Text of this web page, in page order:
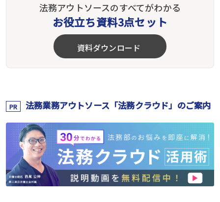
法務アウトソースのすべてがわかる
お役立ち資料3点セット
資料ダウンロード
PR 法務業務アウトソース「法務クラウド」のご案内